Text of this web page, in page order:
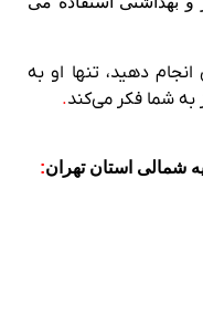
دهید، تنها او به
شما فکر می‌کند.
استان تهران :